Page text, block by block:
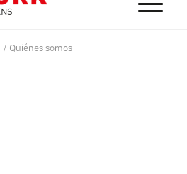
/ Quiénes somos